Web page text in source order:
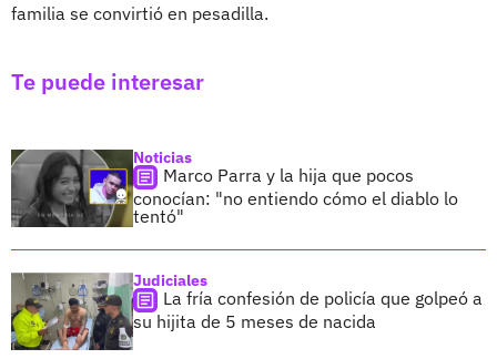
familia se convirtió en pesadilla.
Te puede interesar
Noticias
Marco Parra y la hija que pocos
conocían: "no entiendo cómo el diablo lo
tentó"
Judiciales
La fría confesión de policía que golpeó a
su hijita de 5 meses de nacida